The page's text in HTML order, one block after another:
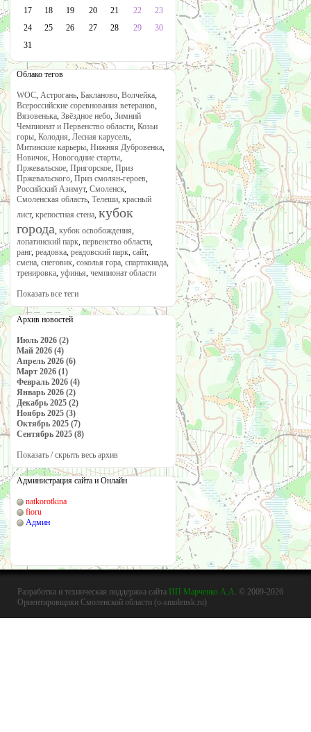
17
18 19 20 21 22
23
24
25 26 27 28 29
30
31
Облако тегов
WOC, Астрогань, Бакланово, Волчейка,
Всероссийские соревнования ветеранов,
Вязовенька, Звёздное небо, Зимний
Чемпионат и Первенство области, Козьи
горы, Колодня, Лесная карусель,
Митинские карьеры, Нижняя Дубровенка,
Новичок, Новогодние старты,
Пржевальское, Пригорское, Приз
Пржевальского, Приз смолян-героев,
Российский Азимут, Смоленск,
Смоленская область, Телеши, красный
лист, крепостная стена, кубок
города, кубок освобождения,
лопатинский парк, первенство области,
ранг, реадовка, реадовский парк, сайт,
смена, снеговик, соколья гора, спартакиада,
тренировка, уфинья, чемпионат области
Показать все теги
Архив новостей
Июль 2026 (2)
Май 2026 (4)
Апрель 2026 (6)
Март 2026 (1)
Февраль 2026 (4)
Январь 2026 (2)
Декабрь 2025 (2)
Ноябрь 2025 (3)
Октябрь 2025 (7)
Сентябрь 2025 (8)
Показать / скрыть весь архив
Администрация сайта и Онлайн
natkorotkina
fioru
Админ
Разработка и техническая поддержка сайта ИП Марченко А.А. © 2009-2026
Ориентировщики Смоленской области (o-smolensk.ru)